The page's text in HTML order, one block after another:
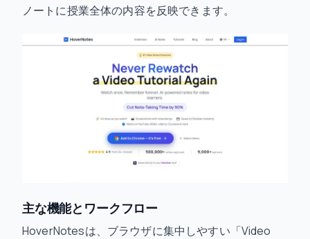
ノートに授業全体の内容を反映できます。
主な機能とワークフロー
HoverNotesは、ブラウザに集中しやすい「Video